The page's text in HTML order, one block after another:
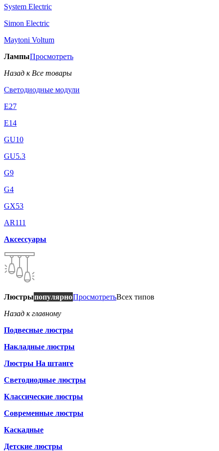
System Electric
Simon Electric
Maytoni Voltum
ЛампыПросмотреть
Назад к Все товары
Светодиодные модули
E27
E14
GU10
GU5.3
G9
G4
GX53
AR111
Аксессуары
ЛюстрыпопулярноПросмотретьВсех типов
Назад к главному
Подвесные люстры
Накладные люстры
Люстры На штанге
Светодиодные люстры
Классические люстры
Современные люстры
Каскадные
Детские люстры